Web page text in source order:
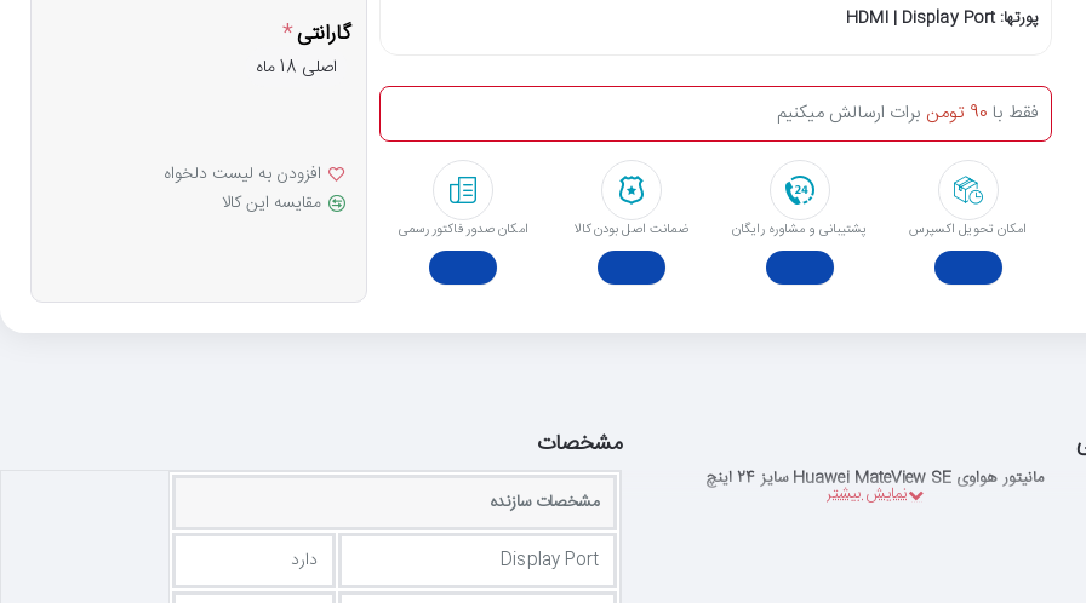
پورتها: HDMI | Display Port
امکان تحویل اکسپرس پشتیبانی و مشاوره رایگان ﺿﻤﺎﻧﺖ اﺻﻞ ﺑﻮدن ﮐﺎﻟﺎ امکان صدور فاکتور رسمی
فقط با 90 تومن برات ارسالش میکنیم
گارانتی
اصلی 18 ماه
افزودن به لیست دلخواه
مقایسه این کالا
مانیتور هواوی Huawei MateView SE سایز 24 اینچ
مشخصات
مشخصات سازنده
Display Port
دارد